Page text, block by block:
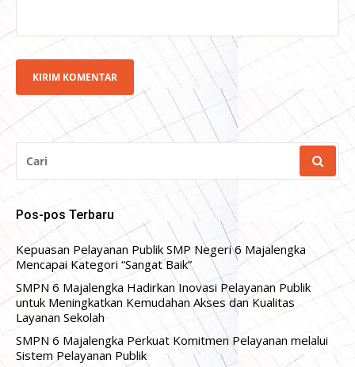
UNTUK:
Pos-pos Terbaru
Kepuasan Pelayanan Publik SMP Negeri 6 Majalengka
Mencapai Kategori “Sangat Baik”
SMPN 6 Majalengka Hadirkan Inovasi Pelayanan Publik
untuk Meningkatkan Kemudahan Akses dan Kualitas
Layanan Sekolah
SMPN 6 Majalengka Perkuat Komitmen Pelayanan melalui
Sistem Pelayanan Publik